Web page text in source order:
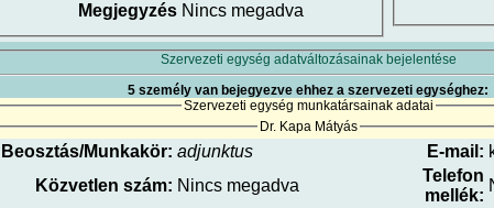
Megjegyzés Nincs megadva
Szervezeti egység adatváltozásainak bejelentése
5 személy van bejegyezve ehhez a szervezeti egységhez:
Szervezeti egység munkatársainak adatai
Dr. Kapa Mátyás
Beosztás/Munkakör: adjunktus E-mail:
Közvetlen szám: Nincs megadva
Telefon
mellék: